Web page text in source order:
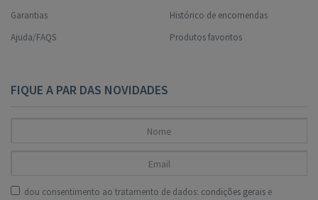
Garantias
Ajuda/FAQS
Histórico de encomendas
Produtos favoritos
FIQUE A PAR DAS NOVIDADES
dou consentimento ao tratamento de dados: condições gerais e